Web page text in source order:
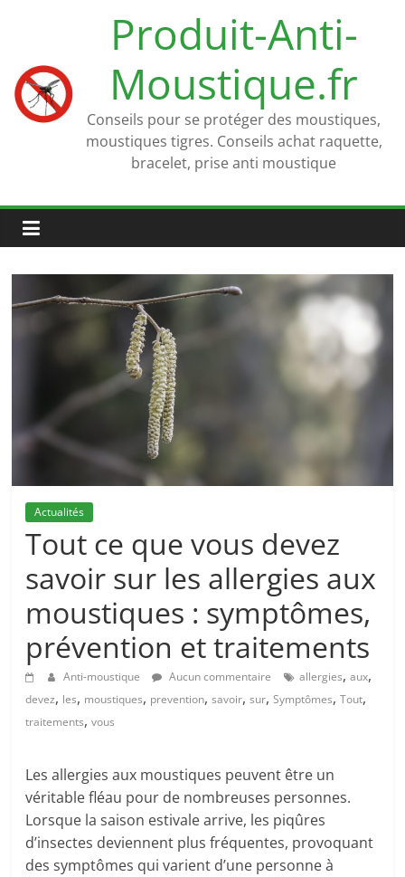
Produit-Anti-
Moustique.fr
Conseils pour se protéger des moustiques,
moustiques tigres. Conseils achat raquette,
bracelet, prise anti moustique
Actualités
Tout ce que vous devez
savoir sur les allergies aux
moustiques : symptômes,
prévention et traitements
Anti-moustique Aucun commentaire allergies,aux,
devez, les, moustiques, prevention,savoir,sur,Symptômes,Tout,
traitements,vous
Les allergies aux moustiques peuvent être un
véritable fléau pour de nombreuses personnes.
Lorsque la saison estivale arrive, les piqûres
d’insectes deviennent plus fréquentes, provoquant
des symptômes qui varient d’une personne à